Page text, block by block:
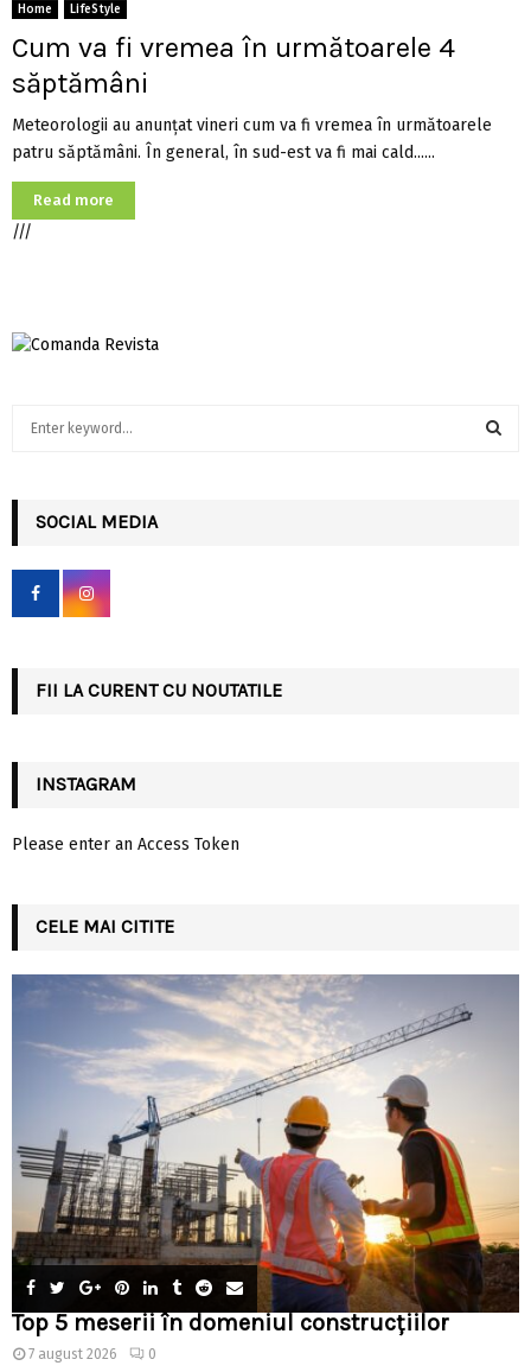
Home LifeStyle
Cum va fi vremea în următoarele 4
săptămâni
Meteorologii au anunţat vineri cum va fi vremea în următoarele
patru săptămâni. În general, în sud-est va fi mai cald......
Read more
///
h
f
r
SOCIAL MEDIA
FII LA CURENT CU NOUTATILE
INSTAGRAM
Please enter an Access Token
CELE MAI CITITE
Top 5 meserii în domeniul construcțiilor
7 august 2026 0